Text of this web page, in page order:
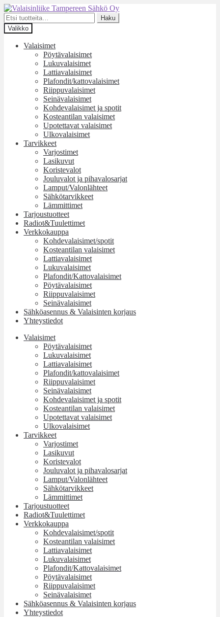
Siirry
navigointiin
Siirry
sisältöön
Etsi:
Haku
Valikko
Valaisimet
Pöytävalaisimet
Lukuvalaisimet
Lattiavalaisimet
Plafondit/kattovalaisimet
Riippuvalaisimet
Seinävalaisimet
Kohdevalaisimet ja spotit
Kosteantilan valaisimet
Upotettavat valaisimet
Ulkovalaisimet
Tarvikkeet
Varjostimet
Lasikuvut
Koristevalot
Jouluvalot ja pihavalosarjat
Lamput/Valonlähteet
Sähkötarvikkeet
Lämmittimet
Tarjoustuotteet
Radiot&Tuulettimet
Verkkokauppa
Kohdevalaisimet/spotit
Kosteantilan valaisimet
Lattiavalaisimet
Lukuvalaisimet
Plafondit/Kattovalaisimet
Pöytävalaisimet
Riippuvalaisimet
Seinävalaisimet
Sähköasennus & Valaisinten korjaus
Yhteystiedot
Valaisimet
Pöytävalaisimet
Lukuvalaisimet
Lattiavalaisimet
Plafondit/kattovalaisimet
Riippuvalaisimet
Seinävalaisimet
Kohdevalaisimet ja spotit
Kosteantilan valaisimet
Upotettavat valaisimet
Ulkovalaisimet
Tarvikkeet
Varjostimet
Lasikuvut
Koristevalot
Jouluvalot ja pihavalosarjat
Lamput/Valonlähteet
Sähkötarvikkeet
Lämmittimet
Tarjoustuotteet
Radiot&Tuulettimet
Verkkokauppa
Kohdevalaisimet/spotit
Kosteantilan valaisimet
Lattiavalaisimet
Lukuvalaisimet
Plafondit/Kattovalaisimet
Pöytävalaisimet
Riippuvalaisimet
Seinävalaisimet
Sähköasennus & Valaisinten korjaus
Yhteystiedot